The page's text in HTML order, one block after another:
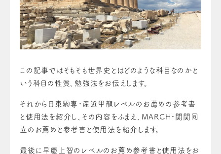
この記事ではそもそも世界史とはどのような科目なのかと
いう科目の性質、勉強法をお伝えします。
それから日東駒専・産近甲龍レベルのお薦めの参考書
と使用法を紹介し、その内容をふまえ、MARCH・関関同
立のお薦めと参考書と使用法を紹介します。
最後に早慶上智のレベルのお薦め参考書と使用法をお